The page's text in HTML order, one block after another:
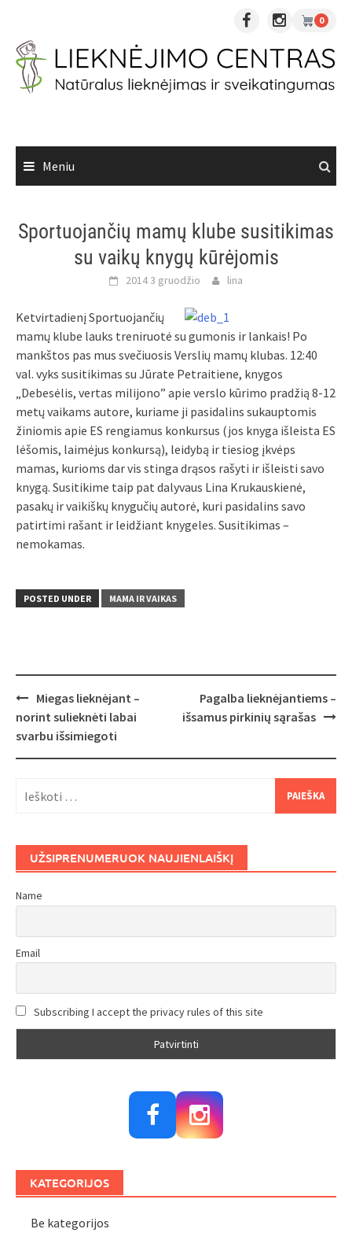
content
0
Meniu
Sportuojančių mamų klube susitikimas
su vaikų knygų kūrėjomis
2014 3 gruodžio lina
Ketvirtadienį Sportuojančių
mamų klube lauks treniruotė su gumonis ir lankais! Po
mankštos pas mus svečiuosis Verslių mamų klubas. 12:40
val. vyks susitikimas su Jūrate Petraitiene, knygos
„Debesėlis, vertas milijono” apie verslo kūrimo pradžią 8-12
metų vaikams autore, kuriame ji pasidalins sukauptomis
žiniomis apie ES rengiamus konkursus (jos knyga išleista ES
lėšomis, laimėjus konkursą), leidybą ir tiesiog įkvėps
mamas, kurioms dar vis stinga drąsos rašyti ir išleisti savo
knygą. Susitikime taip pat dalyvaus Lina Krukauskienė,
pasakų ir vaikiškų knygučių autorė, kuri pasidalins savo
patirtimi rašant ir leidžiant knygeles. Susitikimas –
nemokamas.
POSTED UNDER MAMA IR VAIKAS
Post
navigation
Miegas lieknėjant –
norint sulieknėti labai
svarbu išsimiegoti
Pagalba lieknėjantiems –
išsamus pirkinių sąrašas
UŽSIPRENUMERUOK NAUJIENLAIŠKĮ
Name
Email
Subscribing I accept the privacy rules of this site
KATEGORIJOS
Be kategorijos